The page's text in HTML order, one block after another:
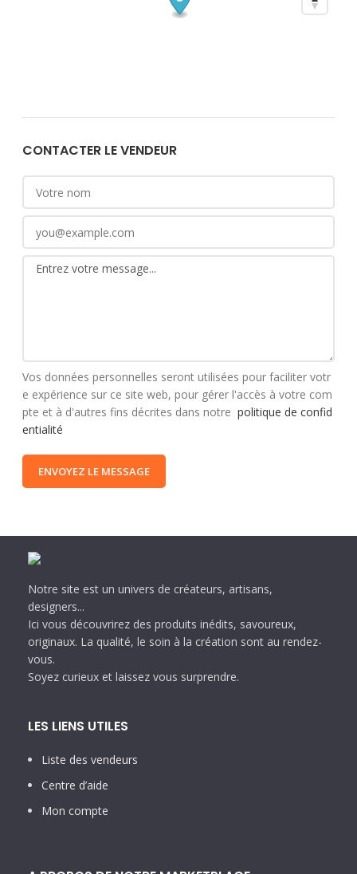
CONTACTER LE VENDEUR
Vos données personnelles seront utilisées pour faciliter votr
e expérience sur ce site web, pour gérer l'accès à votre com
pte et à d'autres fins décrites dans notre politique de confid
entialité
Notre site est un univers de créateurs, artisans,
designers...
Ici vous découvrirez des produits inédits, savoureux,
originaux. La qualité, le soin à la création sont au rendez-
vous.
Soyez curieux et laissez vous surprendre.
LES LIENS UTILES
Liste des vendeurs
Centre d’aide
Mon compte